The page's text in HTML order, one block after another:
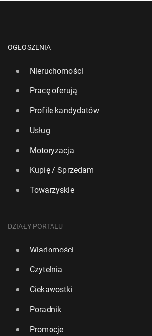
OGŁOSZENIA
Nieruchomości
Pracę oferują
Profile kandydatów
Usługi
Motoryzacja
Kupię / Sprzedam
Towarzyskie
DZIAŁY PORTALU
Wiadomości
Czytelnia
Ciekawostki
Poradnik
Promocje